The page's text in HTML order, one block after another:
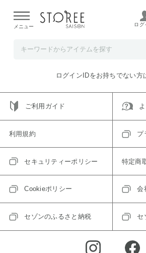
よる配送遅延が発生しております。
メニュー ログ
ご指定のアイテムは取り扱い終了、ま
トップへ戻る
ログインIDをお持ちでない方
ご利用ガイド
利用規約 プ
セキュリティーポリシー 特定商
Cookieポリシー 会
セゾンのふるさと納税 セ